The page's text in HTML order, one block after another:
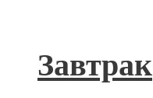
Завтрак